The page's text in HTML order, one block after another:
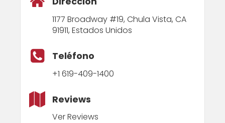
1177 Broadway #19, Chula Vista, CA
91911, Estados Unidos
Teléfono
+1 619-409-1400
Reviews
Ver Reviews